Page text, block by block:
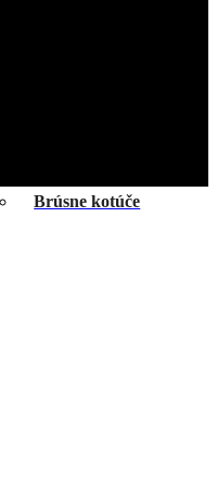
Brúsne kotúče